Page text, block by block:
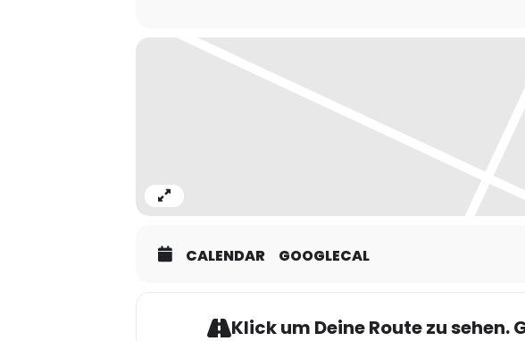
CALENDAR GOOGLECAL
Klick um Deine Route zu sehen.